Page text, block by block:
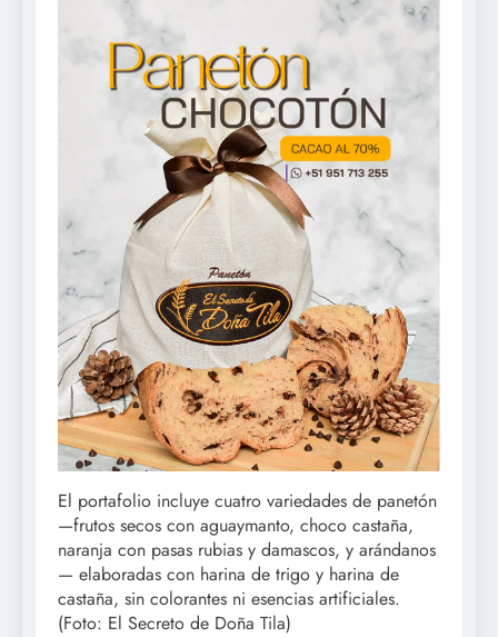
El portafolio incluye cuatro variedades de panetón
—frutos secos con aguaymanto, choco castaña,
naranja con pasas rubias y damascos, y arándanos
— elaboradas con harina de trigo y harina de
castaña, sin colorantes ni esencias artificiales.
(Foto: El Secreto de Doña Tila)